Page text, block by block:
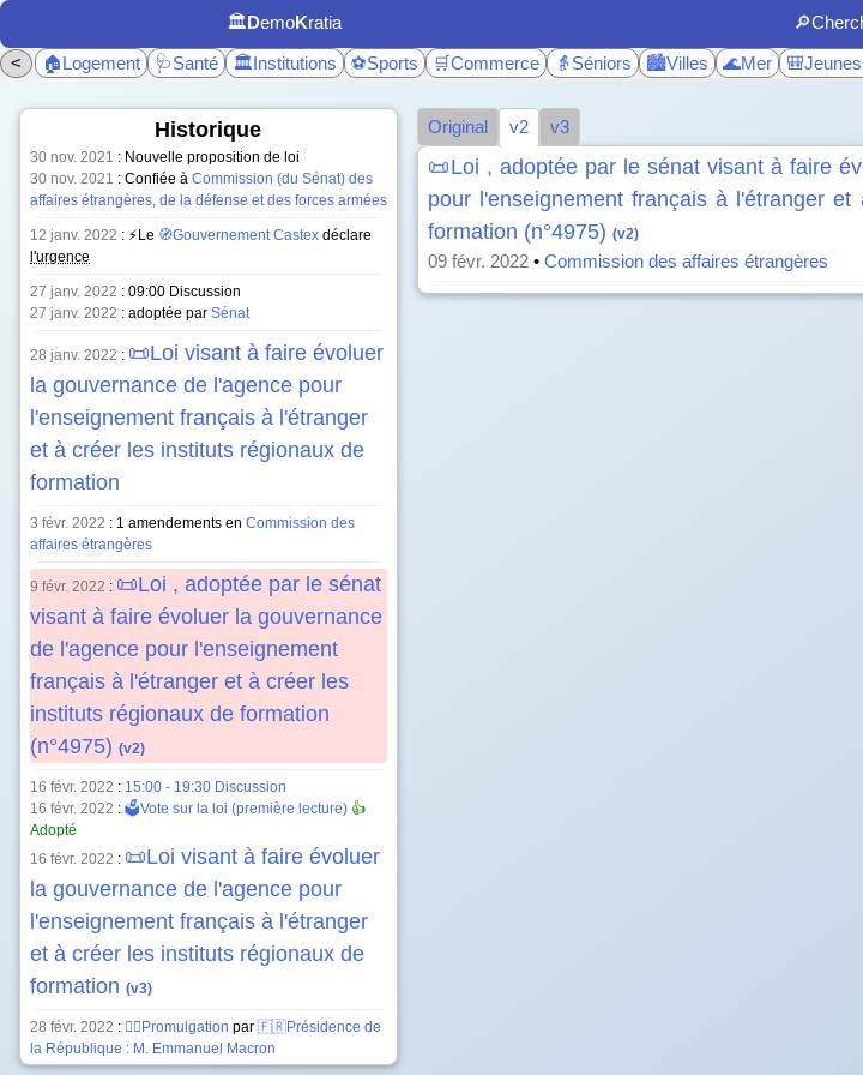
🏛️DemoKratia
<
🏠Logement 🩺Santé 🏛️Institutions ⚽Sports 🛒Commerce 👵Séniors 🏙️Villes 🌊Mer
Historique
30 nov. 2021 : Nouvelle proposition de loi
30 nov. 2021 : Confiée à Commission (du Sénat) des
affaires étrangères, de la défense et des forces armées
12 janv. 2022 : ⚡Le 🧭Gouvernement Castex déclare
l'urgence
27 janv. 2022 : 09:00 Discussion
27 janv. 2022 : adoptée par Sénat
28 janv. 2022 : 📜Loi visant à faire évoluer
la gouvernance de l'agence pour
l'enseignement français à l'étranger
et à créer les instituts régionaux de
formation
3 févr. 2022 : 1 amendements en Commission des
affaires étrangères
9 févr. 2022 : 📜Loi , adoptée par le sénat
visant à faire évoluer la gouvernance
de l'agence pour l'enseignement
français à l'étranger et à créer les
instituts régionaux de formation
(n°4975) (v2)
16 févr. 2022 : 15:00 - 19:30 Discussion
16 févr. 2022 : 🗳️Vote sur la loi (première lecture) 👍
Adopté
16 févr. 2022 : 📜Loi visant à faire évoluer
la gouvernance de l'agence pour
l'enseignement français à l'étranger
et à créer les instituts régionaux de
formation (v3)
28 févr. 2022 : ✍🏻Promulgation par 🇫🇷Présidence de
la République : M. Emmanuel Macron
Original v2 v3
📜Loi , adoptée par le sénat visant à faire
pour l'enseignement français à l'étranger
formation (n°4975) (v2)
09 févr. 2022• Commission des affaires étrangères